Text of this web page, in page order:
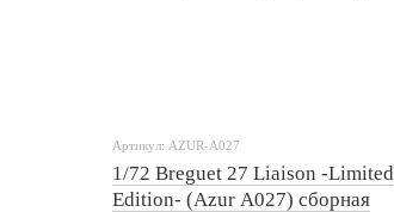
Артикул: AZUR-A027
1/72 Breguet 27 Liaison -Limited
Edition- (Azur A027) сборная